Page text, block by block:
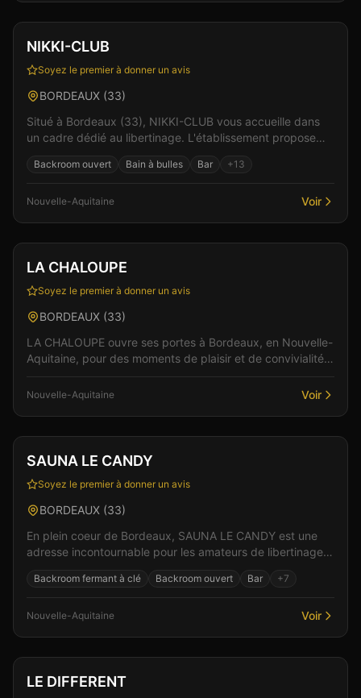
Club Sauna +4
NIKKI-CLUB
Soyez le premier à donner un avis
BORDEAUX (33)
Situé à Bordeaux (33), NIKKI-CLUB vous accueille dans
un cadre dédié au libertinage. L'établissement propose
Backroom ouvert Bain à bulles Bar +13
Nouvelle-Aquitaine Voir
Club
LA CHALOUPE
Soyez le premier à donner un avis
BORDEAUX (33)
LA CHALOUPE ouvre ses portes à Bordeaux, en Nouvelle-
Aquitaine, pour des moments de plaisir et de convivialité.
Nouvelle-Aquitaine Voir
Club Sauna +4
SAUNA LE CANDY
Soyez le premier à donner un avis
BORDEAUX (33)
En plein coeur de Bordeaux, SAUNA LE CANDY est une
adresse incontournable pour les amateurs de libertinage
Backroom fermant à clé Backroom ouvert Bar +7
Nouvelle-Aquitaine Voir
Club Sauna +3
LE DIFFERENT